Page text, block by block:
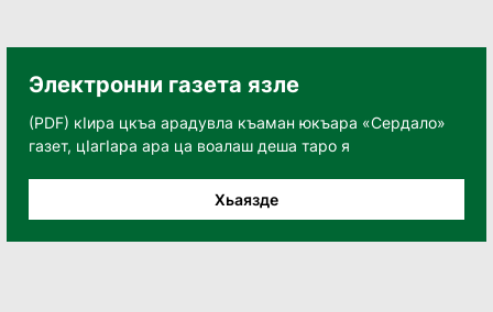
Электронни газета язле
(PDF) кӀира цкъа арадувла къаман юкъара «Сердало»
газет, цӀагӀара ара ца воалаш деша таро я
Хьаязде